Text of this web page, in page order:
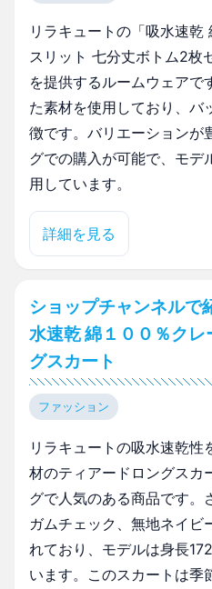
リラキュートの「吸水速乾
スリット 七分丈ボトム2枚
を提供するルームウェアで
た素材を使用しており、バ
徴です。バリエーションが
グでの購入が可能で、モ
用しています。
詳細を見る
ショップチャンネル
水速乾 綿１００％ク
グスカート
ファッション
リラキュートの吸水速乾
材のティアードロングスカ
グで人気のある商品です。
ガムチェック、無地ネイビ
れており、モデルは身長
います。このスカートは季